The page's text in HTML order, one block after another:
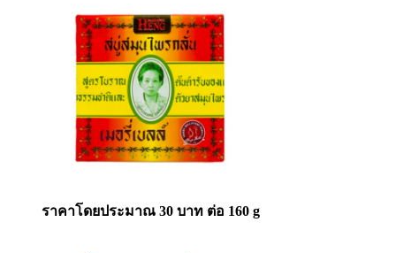
ราคาโดยประมาณ 30 บาท ต่อ 160 g